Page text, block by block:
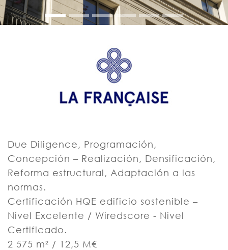
Due Diligence, Programación,
Concepción – Realización, Densificación,
Reforma estructural, Adaptación a las
normas.
Certificación HQE edificio sostenible –
Nivel Excelente / Wiredscore - Nivel
Certificado.
2 575 m² / 12,5 M€